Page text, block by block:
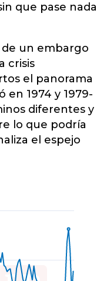
que pase nada
de un embargo
crisis
el panorama
en 1974 y 1979-
diferentes y
lo que podría
el espejo